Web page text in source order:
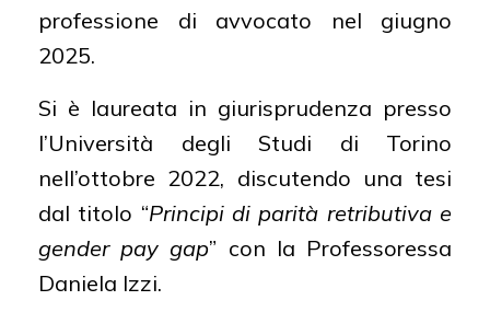
professione di avvocato nel giugno
2025.
Si è laureata in giurisprudenza presso
l’Università degli Studi di Torino
nell’ottobre 2022, discutendo una tesi
dal titolo “Principi di parità retributiva e
gender pay gap” con la Professoressa
Daniela Izzi.